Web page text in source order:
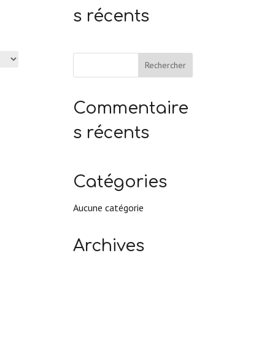
s récents
Commentaire
s récents
Catégories
Aucune catégorie
Archives